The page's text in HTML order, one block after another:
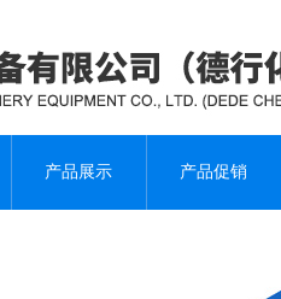
产品展示 产品促销